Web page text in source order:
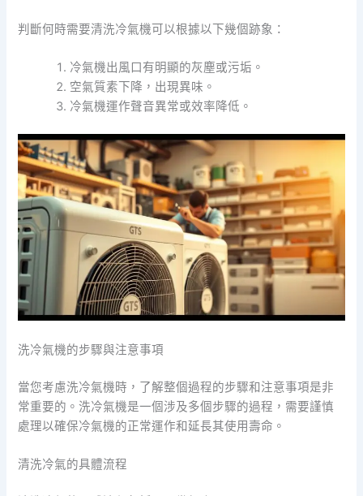
判斷何時需要清洗冷氣機可以根據以下幾個跡象：
冷氣機出風口有明顯的灰塵或污垢。
空氣質素下降，出現異味。
冷氣機運作聲音異常或效率降低。
洗冷氣機的步驟與注意事項
當您考慮洗冷氣機時，了解整個過程的步驟和注意事項是非
常重要的。洗冷氣機是一個涉及多個步驟的過程，需要謹慎
處理以確保冷氣機的正常運作和延長其使用壽命。
清洗冷氣的具體流程